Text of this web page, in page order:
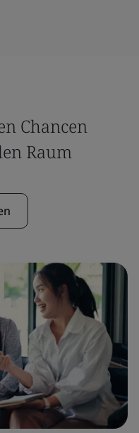
Chancen
Raum